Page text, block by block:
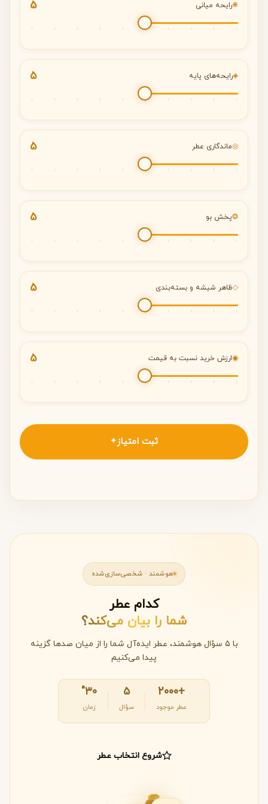
❋رایحه میانی 5
◈رایحه‌های پایه 5
◎ماندگاری عطر 5
❂پخش بو 5
◇ظاهر شیشه و بسته‌بندی 5
◉ارزش خرید نسبت به قیمت 5
ثبت امتیاز ✦
هوشمند · شخصی‌سازی‌شده
کدام عطر
شما را بیان می‌کند؟
با ۵ سؤال هوشمند، عطر ایده‌آل شما را از میان صدها گزینه
پیدا می‌کنیم
+2000
عطر موجود
۵
سؤال
۳۰"
زمان
شروع انتخاب عطر